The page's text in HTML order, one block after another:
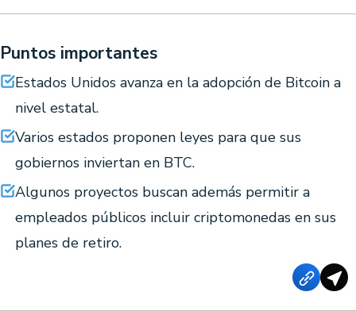
Puntos importantes
Estados Unidos avanza en la adopción de Bitcoin a
nivel estatal.
Varios estados proponen leyes para que sus
gobiernos inviertan en BTC.
Algunos proyectos buscan además permitir a
empleados públicos incluir criptomonedas en sus
planes de retiro.